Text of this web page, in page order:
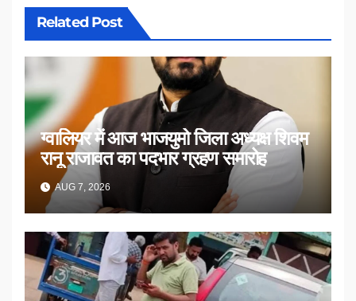
Related Post
ग्वालियर में आज भाजयुमो जिला अध्यक्ष शिवम
रानू राजावत का पदभार ग्रहण समारोह
AUG 7, 2026